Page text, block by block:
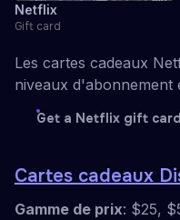
Netflix
Gift card
Les cartes cadeaux
niveaux d'abonnement
Get a Netflix gift card
Cartes cadeaux
Gamme de prix: $25,